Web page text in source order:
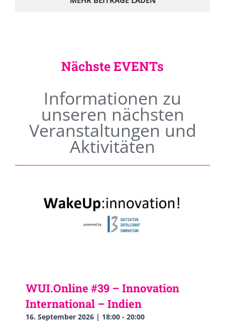
Nächste EVENTs
Informationen zu
unseren nächsten
Veranstaltungen und
Aktivitäten
WUI.Online #39 – Innovation
International – Indien
16. September 2026 | 18:00 - 20:00